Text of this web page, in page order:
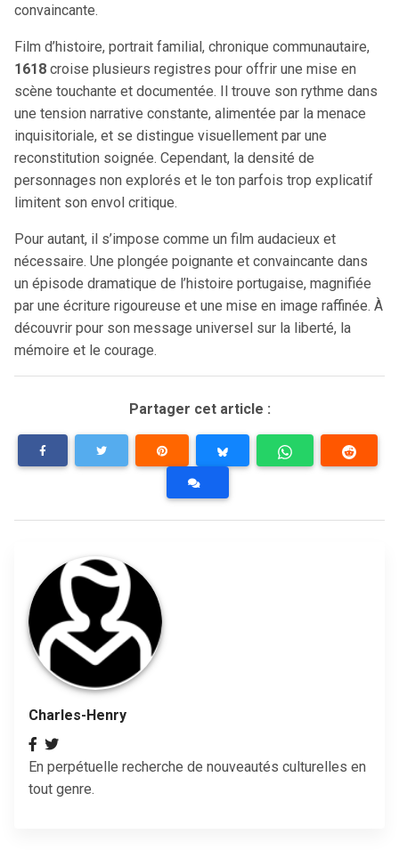
convaincante.
Film d’histoire, portrait familial, chronique communautaire,
1618 croise plusieurs registres pour offrir une mise en
scène touchante et documentée. Il trouve son rythme dans
une tension narrative constante, alimentée par la menace
inquisitoriale, et se distingue visuellement par une
reconstitution soignée. Cependant, la densité de
personnages non explorés et le ton parfois trop explicatif
limitent son envol critique.
Pour autant, il s’impose comme un film audacieux et
nécessaire. Une plongée poignante et convaincante dans
un épisode dramatique de l’histoire portugaise, magnifiée
par une écriture rigoureuse et une mise en image raffinée. À
découvrir pour son message universel sur la liberté, la
mémoire et le courage.
Partager cet article :
Charles-Henry
En perpétuelle recherche de nouveautés culturelles en
tout genre.